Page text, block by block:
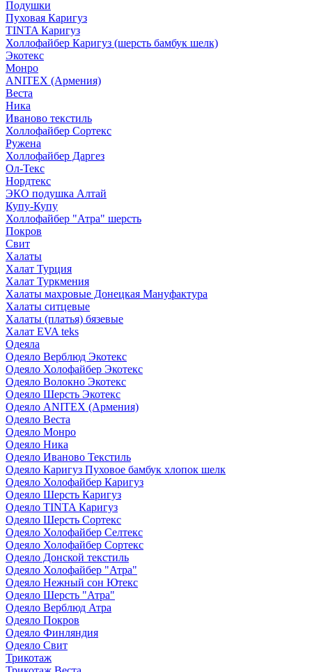
Подушки
Пуховая Каригуз
TINTA Каригуз
Холлофайбер Каригуз (шерсть бамбук шелк)
Экотекс
Монро
ANITEX (Армения)
Веста
Ника
Иваново текстиль
Холлофайбер Сортекс
Ружена
Холлофайбер Даргез
Ол-Текс
Нордтекс
ЭКО подушка Алтай
Купу-Купу
Холлофайбер "Атра" шерсть
Покров
Свит
Халаты
Халат Турция
Халат Туркмения
Халаты махровые Донецкая Мануфактура
Халаты ситцевые
Халаты (платья) бязевые
Халат EVA teks
Одеяла
Одеяло Верблюд Экотекс
Одеяло Холофайбер Экотекс
Одеяло Волокно Экотекс
Одеяло Шерсть Экотекс
Одеяло ANITEX (Армения)
Одеяло Веста
Одеяло Монро
Одеяло Ника
Одеяло Иваново Текстиль
Одеяло Каригуз Пуховое бамбук хлопок шелк
Одеяло Холофайбер Каригуз
Одеяло Шерсть Каригуз
Одеяло TINTA Каригуз
Одеяло Шерсть Сортекс
Одеяло Холофайбер Селтекс
Одеяло Холофайбер Сортекс
Одеяло Донской текстиль
Одеяло Холофайбер "Атра"
Одеяло Нежный сон Ютекс
Одеяло Шерсть "Атра"
Одеяло Верблюд Атра
Одеяло Покров
Одеяло Финляндия
Одеяло Свит
Трикотаж